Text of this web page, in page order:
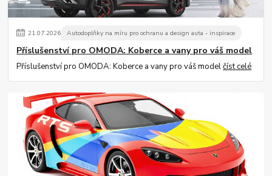
21.07.2026 Autodoplňky na míru pro ochranu a design auta - inspirace
Příslušenství pro OMODA: Koberce a vany pro váš model
Příslušenství pro OMODA: Koberce a vany pro váš modelčíst celé